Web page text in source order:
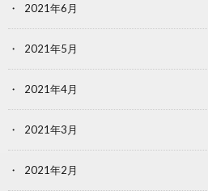
2021年6月
2021年5月
2021年4月
2021年3月
2021年2月